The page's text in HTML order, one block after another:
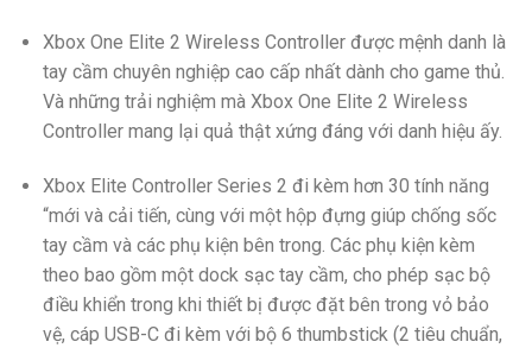
Xbox One Elite 2 Wireless Controller được mệnh danh là
tay cầm chuyên nghiệp cao cấp nhất dành cho game thủ.
Và những trải nghiệm mà Xbox One Elite 2 Wireless
Controller mang lại quả thật xứng đáng với danh hiệu ấy.
Xbox Elite Controller Series 2 đi kèm hơn 30 tính năng
“mới và cải tiến, cùng với một hộp đựng giúp chống sốc
tay cầm và các phụ kiện bên trong. Các phụ kiện kèm
theo bao gồm một dock sạc tay cầm, cho phép sạc bộ
điều khiển trong khi thiết bị được đặt bên trong vỏ bảo
vệ, cáp USB-C đi kèm với bộ 6 thumbstick (2 tiêu chuẩn,